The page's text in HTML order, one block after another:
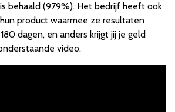
behaald (979%). Het bedrijf heeft ook
product waarmee ze resultaten
dagen, en anders krijgt jij je geld
video.